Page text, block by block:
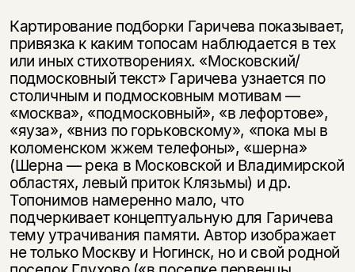
Картирование подборки Гаричева показывает,
привязка к каким топосам наблюдается в тех
или иных стихотворениях. «Московский/
подмосковный текст» Гаричева узнается по
столичным и подмосковным мотивам —
«москва», «подмосковный», «в лефортове»,
«яуза», «вниз по горьковскому», «пока мы в
коломенском жжем телефоны», «шерна»
(Шерна — река в Московской и Владимирской
областях, левый приток Клязьмы) и др.
Топонимов намеренно мало, что
подчеркивает концептуальную для Гаричева
тему утрачивания памяти. Автор изображает
не только Москву и Ногинск, но и свой родной